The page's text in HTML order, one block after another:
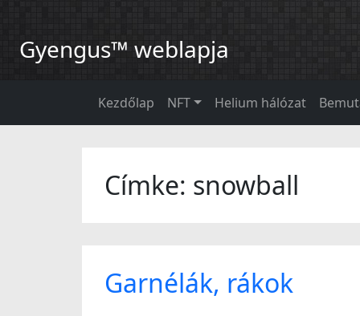
Gyengus™ weblapja
Kezdőlap NFT Helium hálózat
Címke: snowball
Garnélák, rákok